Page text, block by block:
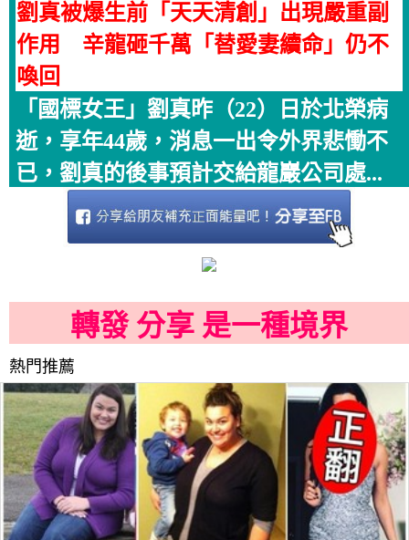
劉真被爆生前「天天清創」出現嚴重副
作用 辛龍砸千萬「替愛妻續命」仍不
喚回
「國標女王」劉真昨（22）日於北榮病
逝，享年44歲，消息一出令外界悲慟不
已，劉真的後事預計交給龍巖公司處...
轉發 分享 是一種境界
熱門推薦